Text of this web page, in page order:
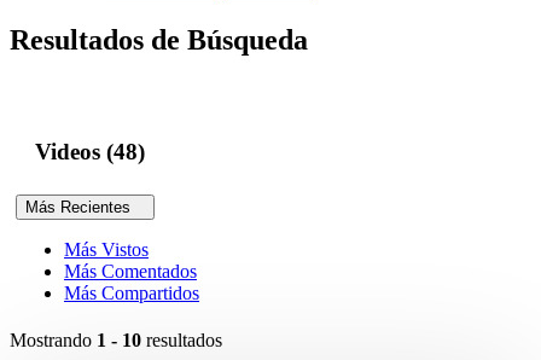
Resultados de Búsqueda
Videos (48)
Más Recientes
Más Vistos
Más Comentados
Más Compartidos
Mostrando 1 - 10 resultados